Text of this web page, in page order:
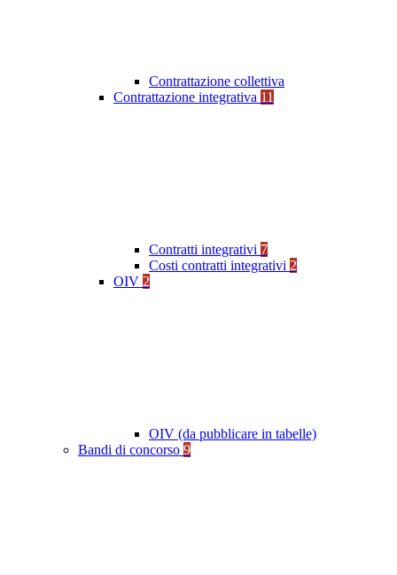
Contrattazione collettiva
Contrattazione integrativa 11
Contratti integrativi 7
Costi contratti integrativi 2
OIV 2
OIV (da pubblicare in tabelle)
Bandi di concorso 9